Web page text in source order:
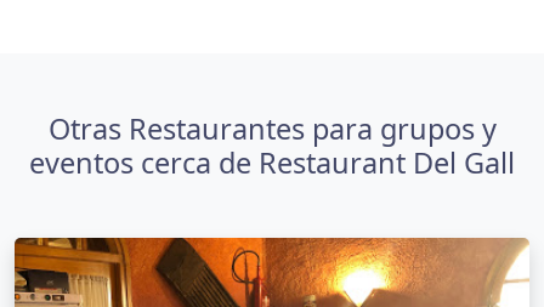
Otras Restaurantes para grupos y
eventos cerca de Restaurant Del Gall